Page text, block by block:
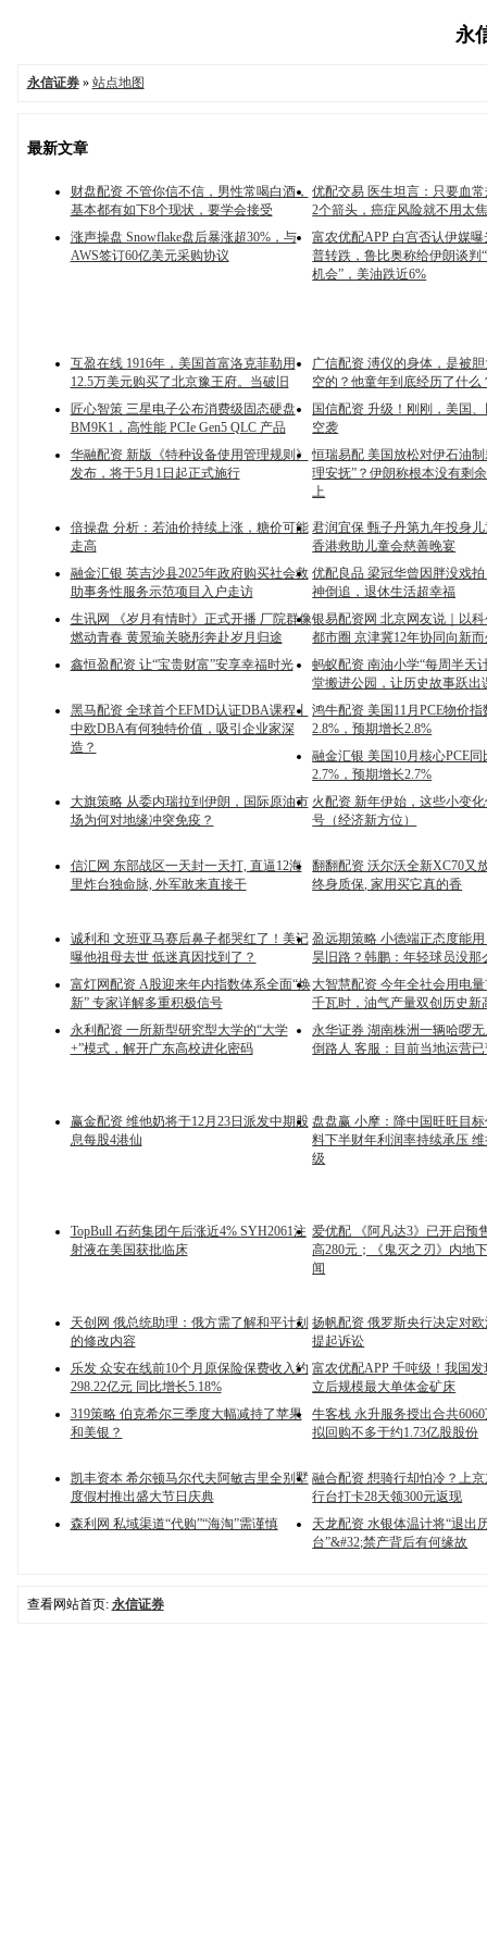
永
永信证券» 站点地图
最新文章
财盘配资 不管你信不信，男性常喝白酒，
基本都有如下8个现状，要学会接受
优配交易 医生坦言：只要血
2个箭头，癌症风险就不用太
涨声操盘 Snowflake盘后暴涨超30%，与
AWS签订60亿美元采购协议
富农优配APP 白宫否认伊媒
普转跌，鲁比奥称给伊朗谈判
机会”，美油跌近6%
互盈在线 1916年，美国首富洛克菲勒用
12.5万美元购买了北京豫王府。当破旧
广信配资 溥仪的身体，是被
空的？他童年到底经历了什么
匠心智策 三星电子公布消费级固态硬盘
BM9K1，高性能 PCIe Gen5 QLC 产品
国信配资 升级！刚刚，美国
空袭
华融配资 新版《特种设备使用管理规则》
发布，将于5月1日起正式施行
恒瑞易配 美国放松对伊石油
理安抚”？伊朗称根本没有剩
上
倍操盘 分析：若油价持续上涨，糖价可能
走高
君润宜保 甄子丹第九年投身
香港救助儿童会慈善晚宴
融金汇银 英吉沙县2025年政府购买社会救
助事务性服务示范项目入户走访
优配良品 梁冠华曾因胖没戏
神倒追，退休生活超幸福
生讯网 《岁月有情时》正式开播 厂院群像
燃动青春 黄景瑜关晓彤奔赴岁月归途
银易配资网 北京网友说｜以
都市圈 京津冀12年协同向新
鑫恒盈配资 让“宝贵财富”安享幸福时光
蚂蚁配资 南油小学“每周半天
堂搬进公园，让历史故事跃出
黑马配资 全球首个EFMD认证DBA课程丨
中欧DBA有何独特价值，吸引企业家深
造？
鸿牛配资 美国11月PCE物价
2.8%，预期增长2.8%
融金汇银 美国10月核心PCE同
2.7%，预期增长2.7%
大旗策略 从委内瑞拉到伊朗，国际原油市
场为何对地缘冲突免疫？
火配资 新年伊始，这些小变
号（经济新方位）
信汇网 东部战区一天封一天打, 直逼12海
里炸台独命脉, 外军敢来直接干
翻翻配资 沃尔沃全新XC70又
终身质保, 家用买它真的香
诚利和 文班亚马赛后鼻子都哭红了！美记
曝他祖母去世 低迷真因找到了？
盈远期策略 小德端正态度能
昊旧路？韩鹏：年轻球员没那
富灯网配资 A股迎来年内指数体系全面“焕
新” 专家详解多重积极信号
大智慧配资 今年全社会用电
千瓦时，油气产量双创历史新
永利配资 一所新型研究型大学的“大学
+”模式，解开广东高校进化密码
永华证券 湖南株洲一辆哈啰
倒路人 客服：目前当地运营
赢金配资 维他奶将于12月23日派发中期股
息每股4港仙
盘盘赢 小摩：降中国旺旺目
料下半财年利润率持续承压 维
级
TopBull 石药集团午后涨近4% SYH2061注
射液在美国获批临床
爱优配 《阿凡达3》已开启预
高280元；《鬼灭之刃》内地
闻
天创网 俄总统助理：俄方需了解和平计划
的修改内容
扬帆配资 俄罗斯央行决定对
提起诉讼
乐发 众安在线前10个月原保险保费收入约
298.22亿元 同比增长5.18%
富农优配APP 千吨级！我国
立后规模最大单体金矿床
319策略 伯克希尔三季度大幅减持了苹果
和美银？
牛客栈 永升服务授出合共
拟回购不多于约1.73亿股股份
凯丰资本 希尔顿马尔代夫阿敏吉里全别墅
度假村推出盛大节日庆典
融合配资 想骑行却怕冷？上
行台打卡28天领300元返现
森利网 私域渠道“代购”“海淘”需谨慎
天龙配资 水银体温计将“退出
台”&#32;禁产背后有何缘故
查看网站首页: 永信证券